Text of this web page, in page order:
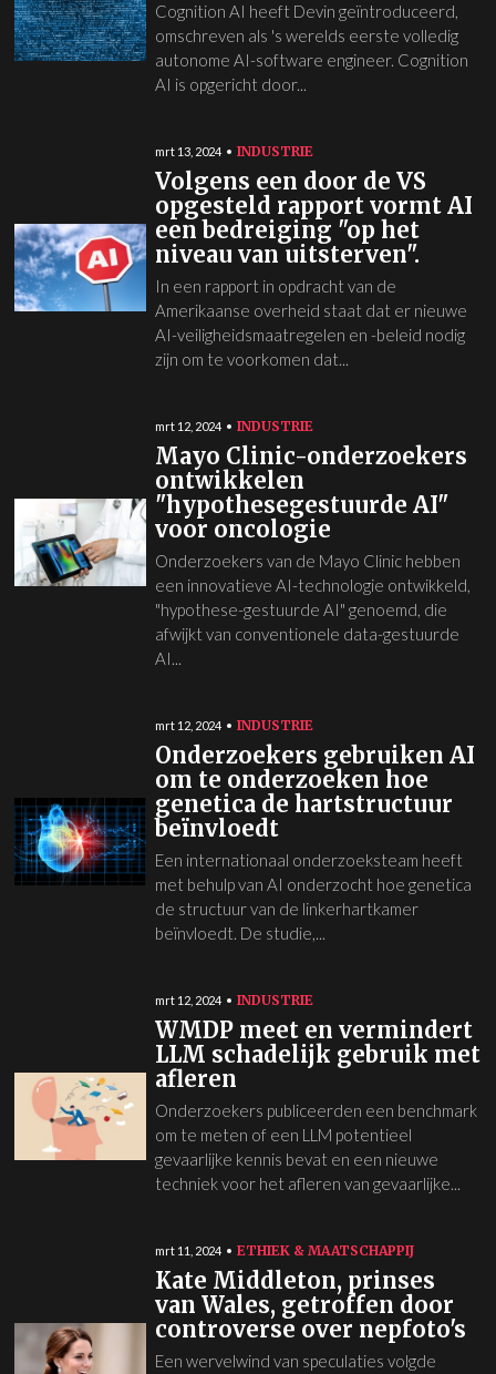
Cognition AI heeft Devin geïntroduceerd,
omschreven als 's werelds eerste volledig
autonome AI-software engineer. Cognition
AI is opgericht door...
mrt 13, 2024 INDUSTRIE
Volgens een door de VS
opgesteld rapport vormt AI
een bedreiging "op het
niveau van uitsterven".
In een rapport in opdracht van de
Amerikaanse overheid staat dat er nieuwe
AI-veiligheidsmaatregelen en -beleid nodig
zijn om te voorkomen dat...
mrt 12, 2024 INDUSTRIE
Mayo Clinic-onderzoekers
ontwikkelen
"hypothesegestuurde AI"
voor oncologie
Onderzoekers van de Mayo Clinic hebben
een innovatieve AI-technologie ontwikkeld,
"hypothese-gestuurde AI" genoemd, die
afwijkt van conventionele data-gestuurde
AI...
mrt 12, 2024 INDUSTRIE
Onderzoekers gebruiken AI
om te onderzoeken hoe
genetica de hartstructuur
beïnvloedt
Een internationaal onderzoeksteam heeft
met behulp van AI onderzocht hoe genetica
de structuur van de linkerhartkamer
beïnvloedt. De studie,...
mrt 12, 2024 INDUSTRIE
WMDP meet en vermindert
LLM schadelijk gebruik met
afleren
Onderzoekers publiceerden een benchmark
om te meten of een LLM potentieel
gevaarlijke kennis bevat en een nieuwe
techniek voor het afleren van gevaarlijke...
mrt 11, 2024 ETHIEK & MAATSCHAPPIJ
Kate Middleton, prinses
van Wales, getroffen door
controverse over nepfoto's
Een wervelwind van speculaties volgde